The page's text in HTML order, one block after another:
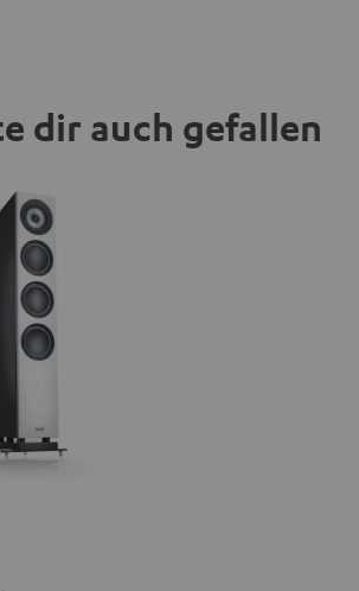
dir auch gefallen